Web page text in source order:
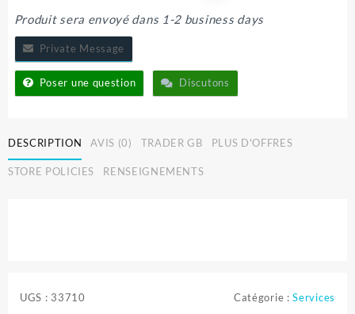
SIMPLE
Produit sera envoyé dans 1-2 business days
Private Message
Poser une question Discutons
DESCRIPTION AVIS (0) TRADER GB PLUS D'OFFRES
STORE POLICIES RENSEIGNEMENTS
UGS : 33710 Catégorie :Services